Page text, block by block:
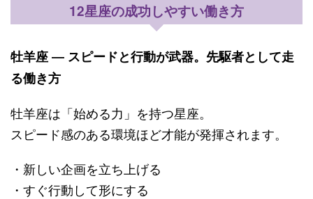
12星座の成功しやすい働き方
牡羊座 ― スピードと行動が武器。先駆者として走
る働き方
牡羊座は「始める力」を持つ星座。
スピード感のある環境ほど才能が発揮されます。
・新しい企画を立ち上げる
・すぐ行動して形にする